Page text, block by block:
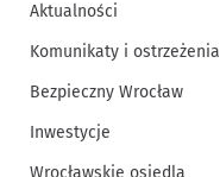
Aktualności
Komunikaty i ostrzeżenia
Bezpieczny Wrocław
Inwestycje